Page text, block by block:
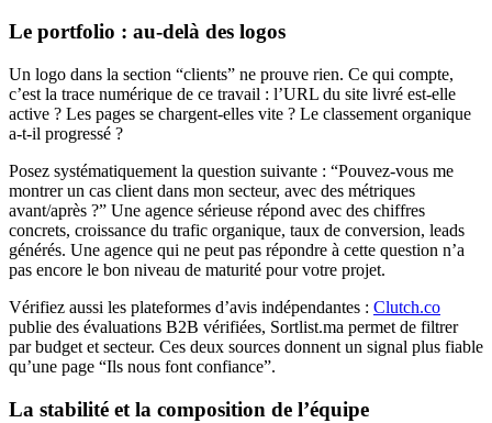
Le portfolio : au-delà des logos
Un logo dans la section “clients” ne prouve rien. Ce qui compte,
c’est la trace numérique de ce travail : l’URL du site livré est-elle
active ? Les pages se chargent-elles vite ? Le classement organique
a-t-il progressé ?
Posez systématiquement la question suivante : “Pouvez-vous me
montrer un cas client dans mon secteur, avec des métriques
avant/après ?” Une agence sérieuse répond avec des chiffres
concrets, croissance du trafic organique, taux de conversion, leads
générés. Une agence qui ne peut pas répondre à cette question n’a
pas encore le bon niveau de maturité pour votre projet.
Vérifiez aussi les plateformes d’avis indépendantes : Clutch.co
publie des évaluations B2B vérifiées, Sortlist.ma permet de filtrer
par budget et secteur. Ces deux sources donnent un signal plus fiable
qu’une page “Ils nous font confiance”.
La stabilité et la composition de l’équipe